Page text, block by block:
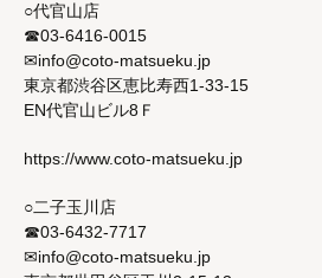
○代官山店
☎03-6416-0015
✉info@coto-matsueku.jp
東京都渋谷区恵比寿西1-33-15
EN代官山ビル8Ｆ
https://www.coto-matsueku.jp
○二子玉川店
☎03-6432-7717
✉info@coto-matsueku.jp